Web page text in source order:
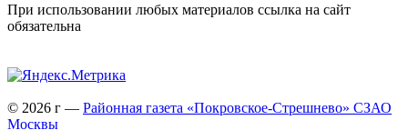
При использовании любых материалов ссылка на сайт
обязательна
© 2026 г — Районная газета «Покровское-Стрешнево» СЗАО
Москвы